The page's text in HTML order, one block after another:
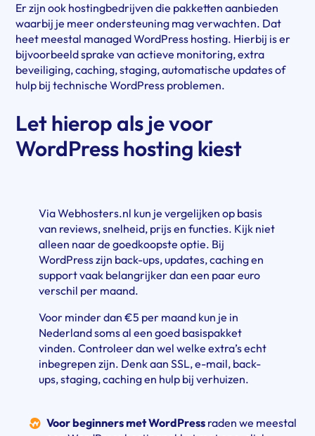
Er zijn ook hostingbedrijven die pakketten aanbieden
waarbij je meer ondersteuning mag verwachten. Dat
heet meestal managed WordPress hosting. Hierbij is er
bijvoorbeeld sprake van actieve monitoring, extra
beveiliging, caching, staging, automatische updates of
hulp bij technische WordPress problemen.
Let hierop als je voor
WordPress hosting kiest
Via Webhosters.nl kun je vergelijken op basis
van reviews, snelheid, prijs en functies. Kijk niet
alleen naar de goedkoopste optie. Bij
WordPress zijn back-ups, updates, caching en
support vaak belangrijker dan een paar euro
verschil per maand.
Voor minder dan €5 per maand kun je in
Nederland soms al een goed basispakket
vinden. Controleer dan wel welke extra’s echt
inbegrepen zijn. Denk aan SSL, e-mail, back-
ups, staging, caching en hulp bij verhuizen.
Voor beginners met WordPress raden we meestal